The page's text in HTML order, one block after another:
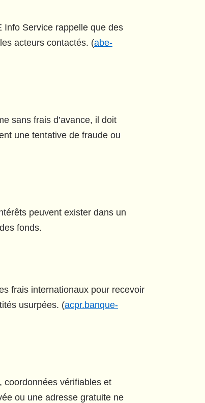
Info Service rappelle que des
acteurs contactés. (abe-
sans frais d’avance, il doit
une tentative de fraude ou
peuvent exister dans un
fonds.
frais internationaux pour recevoir
usurpées. (acpr.banque-
coordonnées vérifiables et
ou une adresse gratuite ne